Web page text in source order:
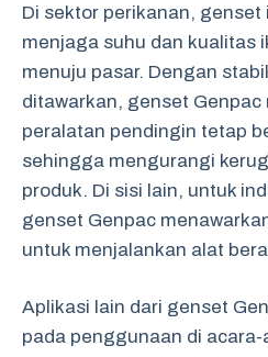
Di sektor perikanan,
menjaga suhu dan kualitas
menuju pasar. Dengan
ditawarkan, genset
peralatan pendingin tetap
sehingga mengurangi
produk. Di sisi lain, untuk
genset Genpac
untuk menjalankan alat
Aplikasi lain dari genset
pada penggunaan di acara-